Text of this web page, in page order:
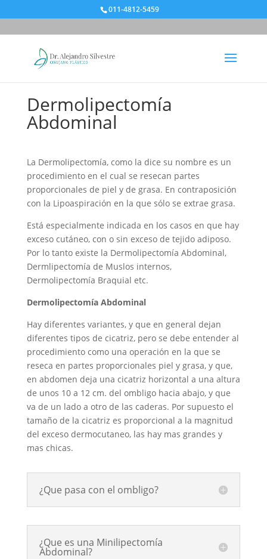
011-4812-5459
Dermolipectomía
Abdominal
La Dermolipectomía, como la dice su nombre es un
procedimiento en el cual se resecan partes
proporcionales de piel y de grasa. En contraposición
con la Lipoaspiración en la que sólo se extrae grasa.
Está especialmente indicada en los casos en que hay
exceso cutáneo, con o sin exceso de tejido adiposo.
Por lo tanto existe la Dermolipectomía Abdominal,
Dermlipectomía de Muslos internos,
Dermolipectomía Braquial etc.
Dermolipectomía Abdominal
Hay diferentes variantes, y que en general dejan
diferentes tipos de cicatriz, pero se debe entender al
procedimiento como una operación en la que se
reseca en partes proporcionales piel y grasa, y que,
en abdomen deja una cicatriz horizontal a una altura
de unos 10 a 12 cm. del ombligo hacia abajo, y que
va de un lado a otro de las caderas. Por supuesto el
tamaño de la cicatriz es proporcional a la magnitud
del exceso dermocutaneo, las hay mas grandes y
mas chicas.
¿Que pasa con el ombligo?
¿Que es una Minilipectomía
Abdominal?